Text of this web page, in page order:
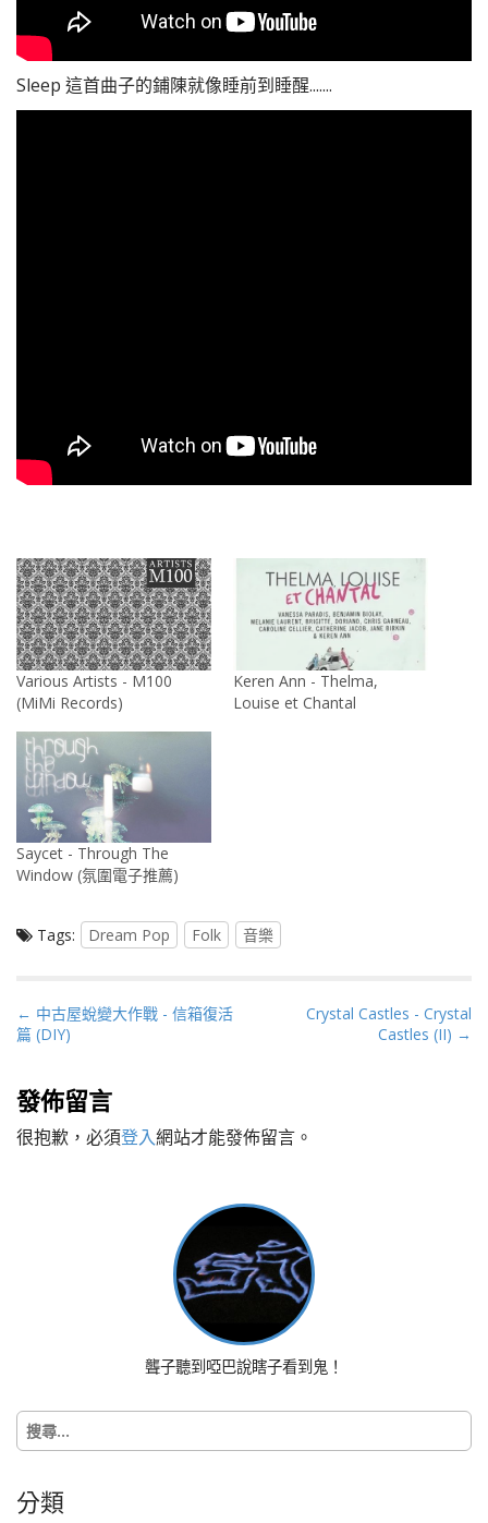
Sleep 這首曲子的鋪陳就像睡前到睡醒.......
Various Artists - M100
(MiMi Records)
Keren Ann - Thelma,
Louise et Chantal
Saycet - Through The
Window (氛圍電子推薦)
Tags: Dream Pop Folk 音樂
P
o
t
n
a
← 中古屋蛻變大作戰 - 信箱復活
篇 (DIY)
Crystal Castles - Crystal
Castles (II) →
發佈留言
很抱歉，必須登入網站才能發佈留言。
聾子聽到啞巴說瞎子看到鬼！
搜
尋
字:
分類